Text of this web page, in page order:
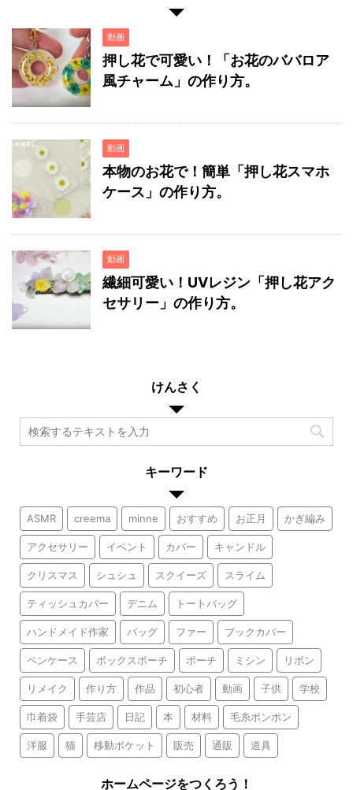
動画
押し花で可愛い！「お花のババロア
風チャーム」の作り方。
動画
本物のお花で！簡単「押し花スマホ
ケース」の作り方。
動画
繊細可愛い！UVレジン「押し花アク
セサリー」の作り方。
けんさく
キーワード
ASMR creema minne おすすめ お正月 かぎ編み
アクセサリー イベント カバー キャンドル
クリスマス シュシュ スクイーズ スライム
ティッシュカバー デニム トートバッグ
ハンドメイド作家 バッグ ファー ブックカバー
ペンケース ボックスポーチ ポーチ ミシン リボン
リメイク 作り方 作品 初心者 動画 子供 学校
巾着袋 手芸店 日記 本 材料 毛糸ポンポン
洋服 猫 移動ポケット 販売 通販 道具
ホームページをつくろう！